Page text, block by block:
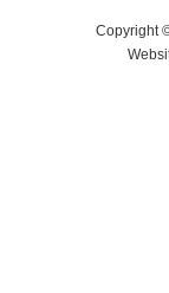
Copyright